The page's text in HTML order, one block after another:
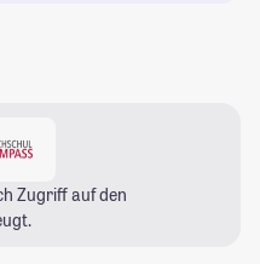
Zugriff auf den